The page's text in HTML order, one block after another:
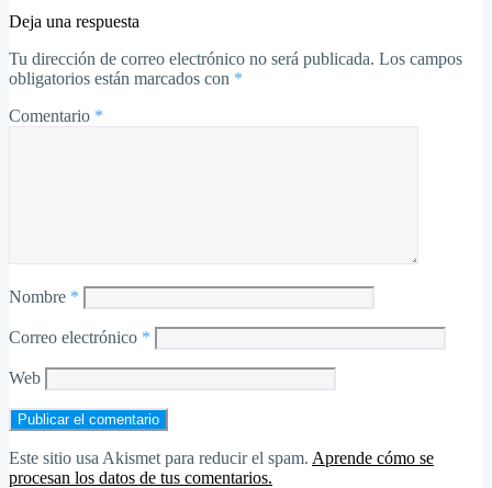
Deja una respuesta
Tu dirección de correo electrónico no será publicada. Los campos
obligatorios están marcados con *
Comentario *
Nombre *
Correo electrónico *
Web
Este sitio usa Akismet para reducir el spam. Aprende cómo se
procesan los datos de tus comentarios.